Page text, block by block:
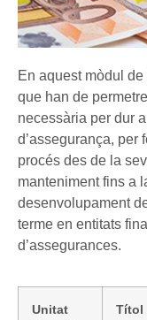
En aquest mòdul
que han de
necessària per dur
d’assegurança, per
procés des de la
manteniment fins a
desenvolupament
terme en entitats
d’assegurances.
Unitat
Títol